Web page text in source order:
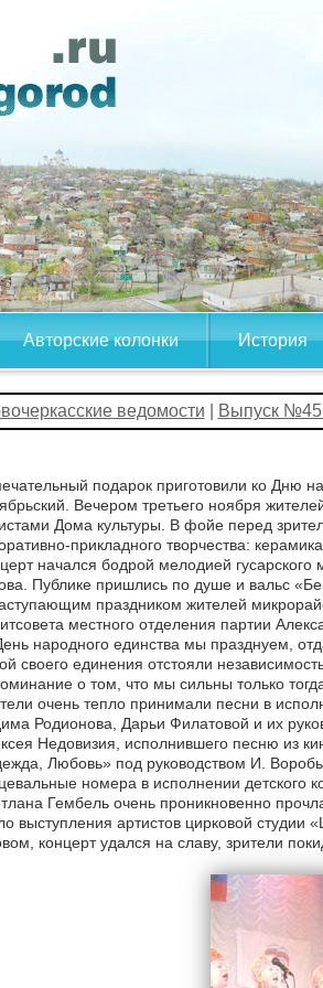
Авторские колонки История
ведомости Выпуск №45
подарок приготовили ко Дню
Вечером третьего ноября
Дома культуры. В фойе перед
прикладного творчества:
начался бодрой мелодией
Публике пришлись по душе и вальс
праздником жителей
местного отделения партии
народного единства мы празднуем,
своего единения отстояли
о том, что мы сильны только
очень тепло принимали песни в
Родионова, Дарьи Филатовой и их
Недовизия, исполнившего песню из
Любовь» под руководством И.
номера в исполнении детского
Гембель очень проникновенно
выступления артистов цирковой
концерт удался на славу, зрители